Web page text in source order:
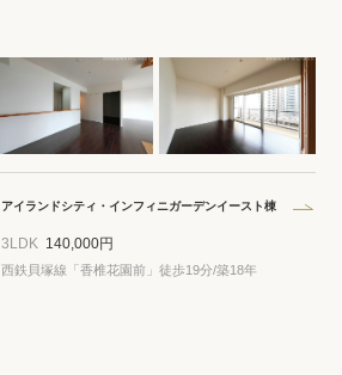
アイランドシティ・インフィニガーデンイースト棟
3LDK 140,000円
西鉄貝塚線「香椎花園前」徒歩19分/築18年